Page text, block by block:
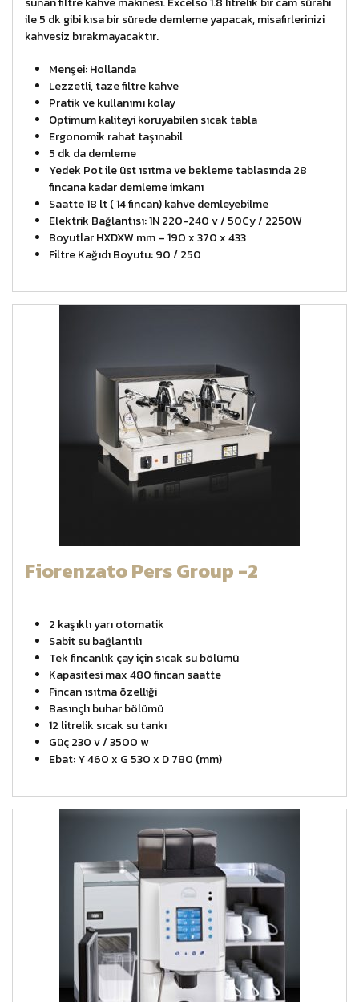
ile 5 dk gibi kısa bir sürede demleme yapacak, misafirlerinizi
kahvesiz bırakmayacaktır.
Menşei: Hollanda
Lezzetli, taze filtre kahve
Pratik ve kullanımı kolay
Optimum kaliteyi koruyabilen sıcak tabla
Ergonomik rahat taşınabil
5 dk da demleme
Yedek Pot ile üst ısıtma ve bekleme tablasında 28
fincana kadar demleme imkanı
Saatte 18 lt ( 14 fincan) kahve demleyebilme
Elektrik Bağlantısı: 1N 220-240 v / 50Cy / 2250W
Boyutlar HXDXW mm – 190 x 370 x 433
Filtre Kağıdı Boyutu: 90 / 250
Fiorenzato Pers Group -2
2 kaşıklı yarı otomatik
Sabit su bağlantılı
Tek fincanlık çay için sıcak su bölümü
Kapasitesi max 480 fincan saatte
Fincan ısıtma özelliği
Basınçlı buhar bölümü
12 litrelik sıcak su tankı
Güç 230 v / 3500 w
Ebat: Y 460 x G 530 x D 780 (mm)